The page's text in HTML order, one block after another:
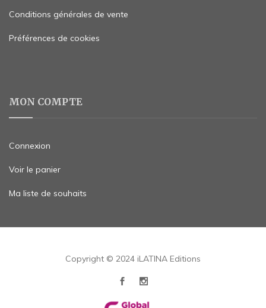
Conditions générales de vente
Préférences de cookies
MON COMPTE
Connexion
Voir le panier
Ma liste de souhaits
Copyright © 2024 iLATINA Editions